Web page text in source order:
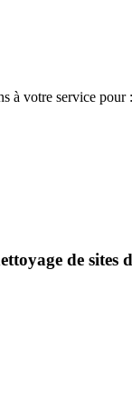
à votre service pour :
de